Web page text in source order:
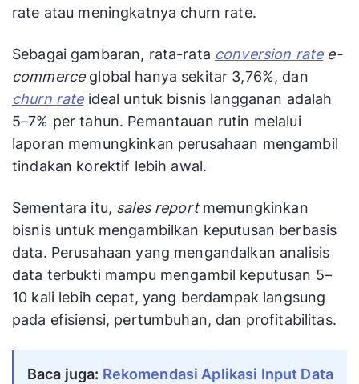
rate atau meningkatnya churn rate.
Sebagai gambaran, rata-rata conversion ratee-
commerceglobal hanya sekitar 3,76%, dan
churn rateideal untuk bisnis langganan adalah
5–7% per tahun. Pemantauan rutin melalui
laporan memungkinkan perusahaan mengambil
tindakan korektif lebih awal.
Sementara itu, sales reportmemungkinkan
bisnis untuk mengambilkan keputusan berbasis
data. Perusahaan yang mengandalkan analisis
data terbukti mampu mengambil keputusan 5–
10 kali lebih cepat, yang berdampak langsung
pada efisiensi, pertumbuhan, dan profitabilitas.
Baca juga: Rekomendasi Aplikasi Input Data